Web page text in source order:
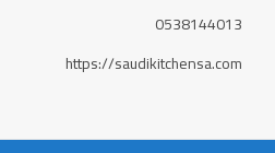
0538144013
https://saudikitchensa.com